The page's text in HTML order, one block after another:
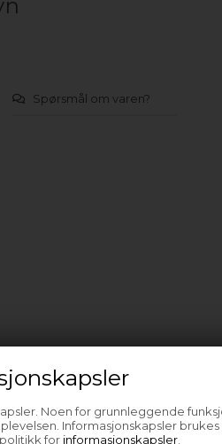
Noen for grunnleggende
Informasjonskapsler
for informasjonskapsler
Spørsmål om varen?